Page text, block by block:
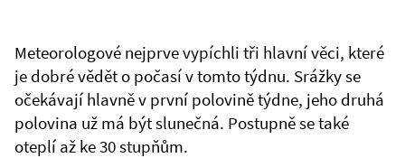
Meteorologové nejprve vypíchli tři hlavní věci, které
je dobré vědět o počasí v tomto týdnu. Srážky se
očekávají hlavně v první polovině týdne, jeho druhá
polovina už má být slunečná. Postupně se také
oteplí až ke 30 stupňům.